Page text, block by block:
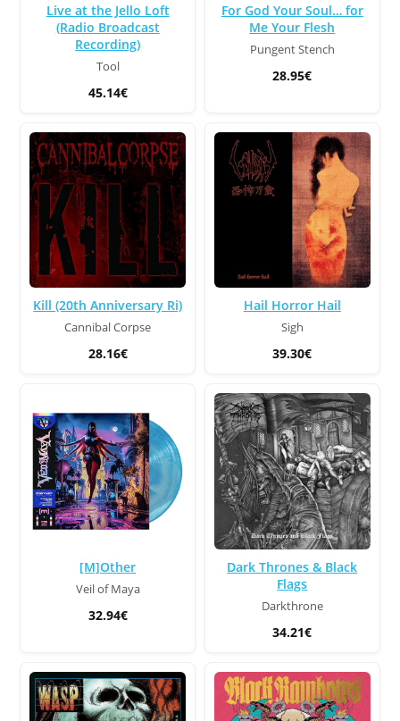
Live at the Jello Loft
(Radio Broadcast
Recording)
Tool
45.14€
For God Your Soul… for
Me Your Flesh
Pungent Stench
28.95€
Kill (20th Anniversary Ri)
Cannibal Corpse
28.16€
Hail Horror Hail
Sigh
39.30€
[M]Other
Veil of Maya
32.94€
Dark Thrones & Black
Flags
Darkthrone
34.21€